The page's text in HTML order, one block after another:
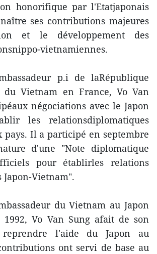
honorifique par l'Etatjaponais
ses contributions majeures
et le développement des
vietnamiennes.
p.i de laRépublique
du Vietnam en France, Vo Van
négociations avec le Japon
les relationsdiplomatiques
pays. Il a participé en septembre
d'une "Note diplomatique
pour établirles relations
Vietnam".
du Vietnam au Japon
Vo Van Sung afait de son
l'aide du Japon au
ont servi de base au